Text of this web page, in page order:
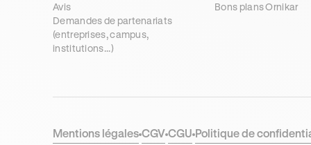
Avis
Demandes de partenariats
(entreprises, campus,
institutions...)
Bons plans Ornikar
Mentions légales CGV CGU Politique de